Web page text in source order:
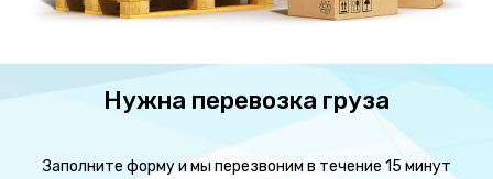
Нужна перевозка груза
Заполните форму и мы перезвоним в течение 15 минут